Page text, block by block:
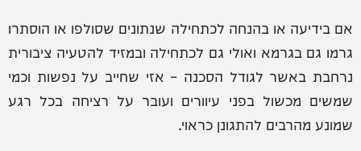
אם בידיעה או בהנחה לכתחילה שנתונים שסולפו או הוסתרו
גרמו גם בגרמא ואולי גם לכתחילה ובמזיד להטעיה ציבורית
נרחבת באשר לגודל הסכנה – אזי שחייב על נפשות וכמי
שמשים מכשול בפני עיוורים ועובר על רציחה בכל רגע
שמונע מהרבים להתגונן כראוי.